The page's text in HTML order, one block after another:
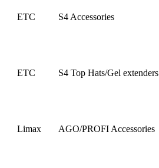
ETC S4 Accessories
ETC S4 Top Hats/Gel extenders
Limax AGO/PROFI Accessories